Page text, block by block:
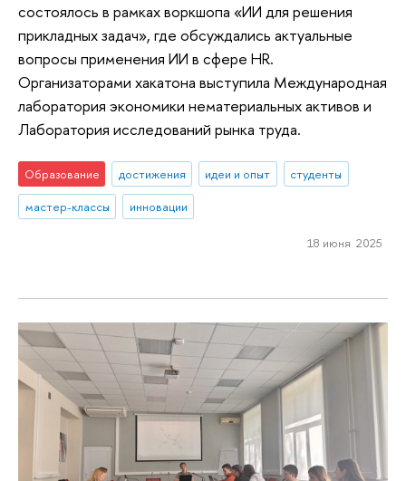
состоялось в рамках воркшопа «ИИ для решения
прикладных задач», где обсуждались актуальные
вопросы применения ИИ в сфере HR.
Организаторами хакатона выступила Международная
лаборатория экономики нематериальных активов и
Лаборатория исследований рынка труда.
Образование достижения идеи и опыт
студенты
мастер-классы
инновации
18 июня 2025